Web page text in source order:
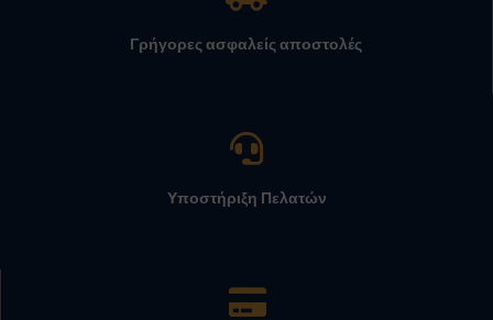
Γρήγορες ασφαλείς αποστολές
Υποστήριξη Πελατών